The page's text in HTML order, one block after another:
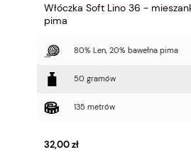
Włóczka Soft Lino 36 -
pima
80% Len, 20% bawełna pima
50 gramów
135 metrów
32,00 zł